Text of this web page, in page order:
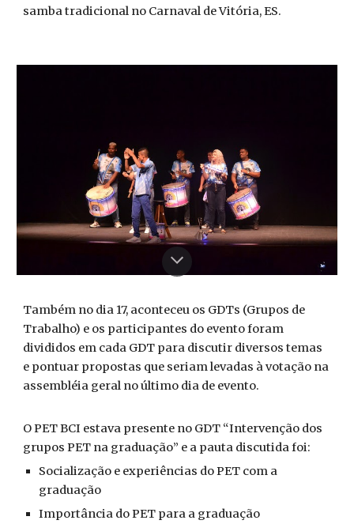
samba tradicional no Carnaval de Vitória, ES.
Também no dia 17, aconteceu os GDTs (Grupos de
Trabalho) e os participantes do evento foram
divididos em cada GDT para discutir diversos temas
e pontuar propostas que seriam levadas à votação na
assembléia geral no último dia de evento.
O PET BCI estava presente no GDT “Intervenção dos
grupos PET na graduação” e a pauta discutida foi:
Socialização e experiências do PET com a
graduação
Importância do PET para a graduação